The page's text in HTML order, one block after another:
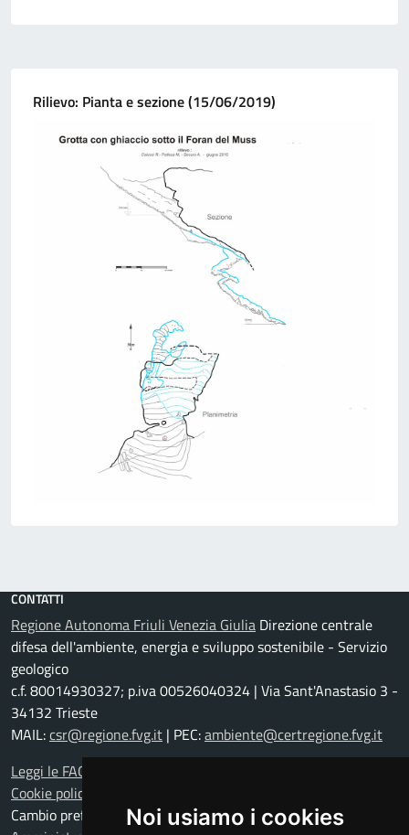
Noi usiamo i cookies
Rilievo: Pianta e sezione (15/06/2019)
CONTATTI
Regione Autonoma Friuli Venezia Giulia Direzione centrale
difesa dell'ambiente, energia e sviluppo sostenibile - Servizio
geologico
c.f. 80014930327; p.iva 00526040324 | Via Sant'Anastasio 3 -
34132 Trieste
MAIL:csr@regione.fvg.it | PEC:ambiente@certregione.fvg.it
Leggi le FAQ
Cookie policy
Cambio preferenze cookie